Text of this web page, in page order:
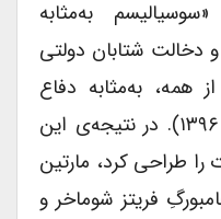
به‌مثابه
دخالت شتابان دولتی
همه، به‌مثابه دفاع
جهانی از کار فعال» (تافوری، ۱۳۹۶). در نتیجه‌ی این
طراحی کرد، مارتین
فریتز شوماخر و